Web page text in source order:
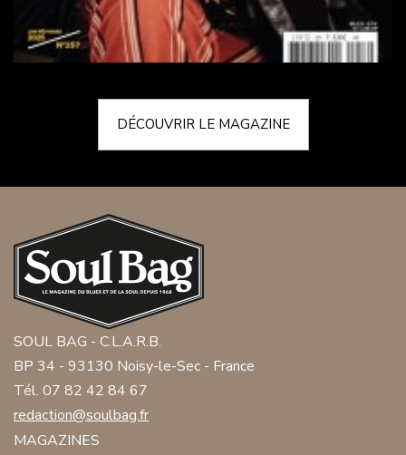
DÉCOUVRIR LE MAGAZINE
SOUL BAG - C.L.A.R.B.
BP 34 - 93130 Noisy-le-Sec - France
Tél. 07 82 42 84 67
redaction@soulbag.fr
MAGAZINES